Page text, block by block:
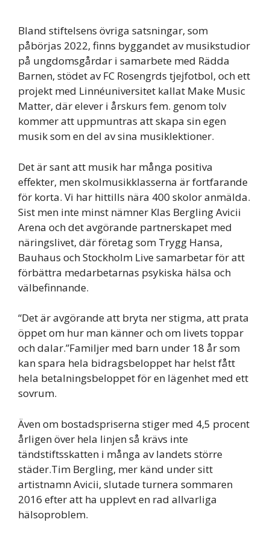
Bland stiftelsens övriga satsningar, som
påbörjas 2022, finns byggandet av musikstudior
på ungdomsgårdar i samarbete med Rädda
Barnen, stödet av FC Rosengrds tjejfotbol, ​​och ett
projekt med Linnéuniversitet kallat Make Music
Matter, där elever i årskurs fem. genom tolv
kommer att uppmuntras att skapa sin egen
musik som en del av sina musiklektioner.
Det är sant att musik har många positiva
effekter, men skolmusikklasserna är fortfarande
för korta. Vi har hittills nära 400 skolor anmälda.
Sist men inte minst nämner Klas Bergling Avicii
Arena och det avgörande partnerskapet med
näringslivet, där företag som Trygg Hansa,
Bauhaus och Stockholm Live samarbetar för att
förbättra medarbetarnas psykiska hälsa och
välbefinnande.
“Det är avgörande att bryta ner stigma, att prata
öppet om hur man känner och om livets toppar
och dalar.”Familjer med barn under 18 år som
kan spara hela bidragsbeloppet har helst fått
hela betalningsbeloppet för en lägenhet med ett
sovrum.
Även om bostadspriserna stiger med 4,5 procent
årligen över hela linjen så krävs inte
tändstiftsskatten i många av landets större
städer.Tim Bergling, mer känd under sitt
artistnamn Avicii, slutade turnera sommaren
2016 efter att ha upplevt en rad allvarliga
hälsoproblem.